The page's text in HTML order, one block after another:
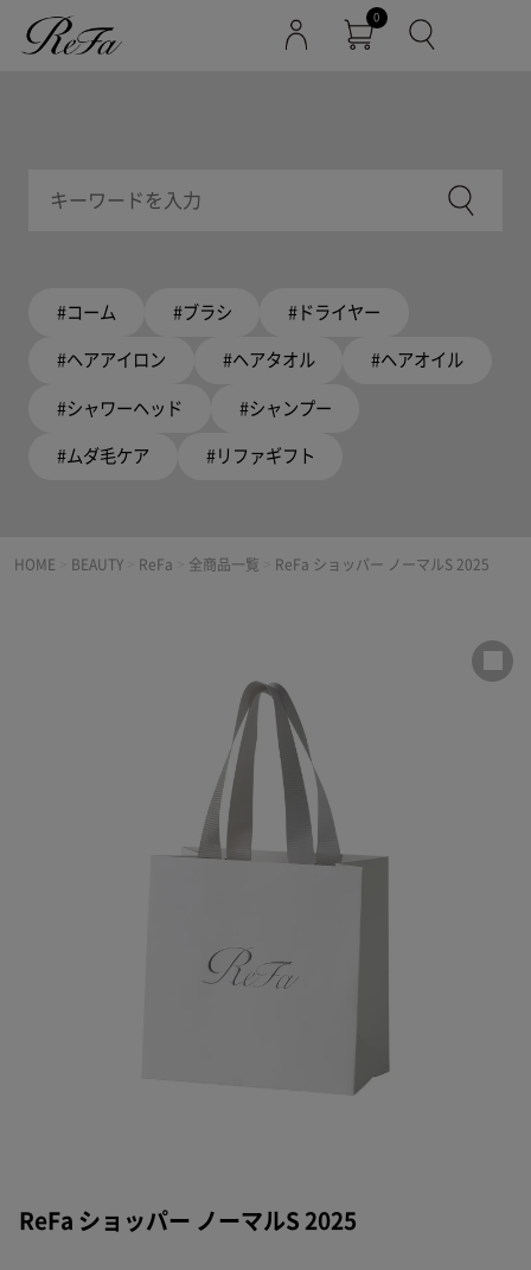
0
#コーム #ブラシ #ドライヤー
#ヘアアイロン #ヘアタオル #ヘアオイル
#シャワーヘッド #シャンプー
#ムダ毛ケア #リファギフト
HOME BEAUTY ReFa 全商品一覧 ReFa ショッパー ノーマルS 2025
ReFa ショッパー ノーマルS 2025